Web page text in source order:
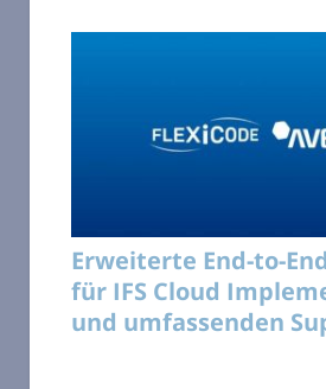
Erweiterte End-to-
für IFS Cloud
und umfassenden